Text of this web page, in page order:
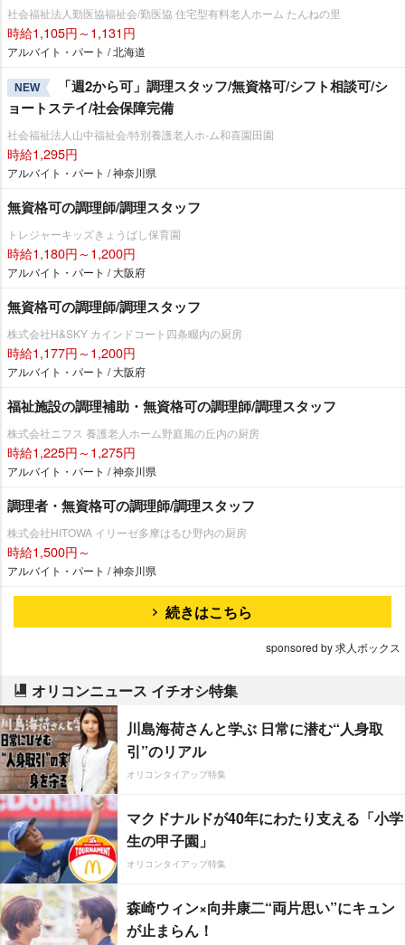
社会福祉法人勤医協福祉会/勤医協 住宅型有料老人ホーム たんねの里
時給1,105円～1,131円
アルバイト・パート / 北海道
NEW
「週2から可」調理スタッフ/無資格可/シフト相談可/シ
ョートステイ/社会保障完備
社会福祉法人山中福祉会/特別養護老人ホ-ム和喜園田園
時給1,295円
アルバイト・パート / 神奈川県
無資格可の調理師/調理スタッフ
トレジャーキッズきょうばし保育園
時給1,180円～1,200円
アルバイト・パート / 大阪府
無資格可の調理師/調理スタッフ
株式会社H&SKY カインドコート四条畷内の厨房
時給1,177円～1,200円
アルバイト・パート / 大阪府
福祉施設の調理補助・無資格可の調理師/調理スタッフ
株式会社ニフス 養護老人ホーム野庭風の丘内の厨房
時給1,225円～1,275円
アルバイト・パート / 神奈川県
調理者・無資格可の調理師/調理スタッフ
株式会社HITOWA イリーゼ多摩はるひ野内の厨房
時給1,500円～
アルバイト・パート / 神奈川県
続きはこちら
sponsored by 求人ボックス
オリコンニュース イチオシ特集
川島海荷さんと学ぶ 日常に潜む“人身取
引”のリアル
オリコンタイアップ特集
マクドナルドが40年にわたり支える「小学
生の甲子園」
オリコンタイアップ特集
森崎ウィン×向井康二“両片思い”にキュン
が止まらん！